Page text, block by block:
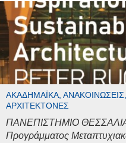
ΑΚΑΔΗΜΑΪΚΆ,
ΑΡΧΙΤΈΚΤΟΝΕΣ
ΠΑΝΕΠΙΣΤΗΜΙΟ ΘΕΣΣΑΛΙΑΣ
Προγράμματος